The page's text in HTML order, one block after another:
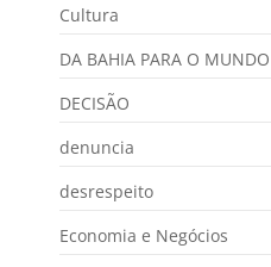
Cultura
DA BAHIA PARA O MUNDO
DECISÃO
denuncia
desrespeito
Economia e Negócios